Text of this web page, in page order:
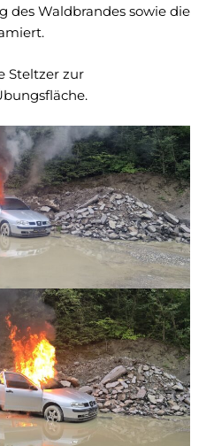
des Waldbrandes sowie die
Steltzer zur